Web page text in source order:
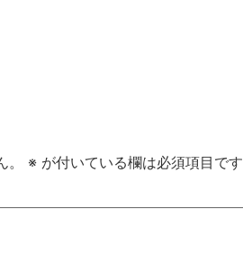
※ が付いている欄は必須項目です